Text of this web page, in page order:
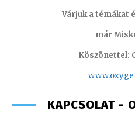
Várjuk a témákat
már
Köszönettel:
www.oxyge
KAPCSOLAT -